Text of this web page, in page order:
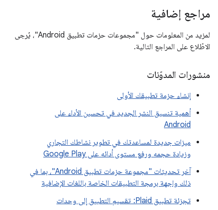
مراجع إضافية
لمزيد من المعلومات حول "مجموعات حزمات تطبيق Android"، يُرجى
الاطّلاع على المراجع التالية.
منشورات المدوّنات
إنشاء حزمة تطبيقك الأولى
أهمية تنسيق النشر الجديد في تحسين الأداء على
Android
ميزات جديدة لمساعدتك في تطوير نشاطك التجاري
وزيادة حجمه ورفع مستوى أدائه على Google Play
آخر تحديثات "مجموعة حزمات تطبيق Android"، بما في
ذلك واجهة برمجة التطبيقات الخاصة باللغات الإضافية
تجزئة تطبيق Plaid: تقسيم التطبيق إلى وحدات